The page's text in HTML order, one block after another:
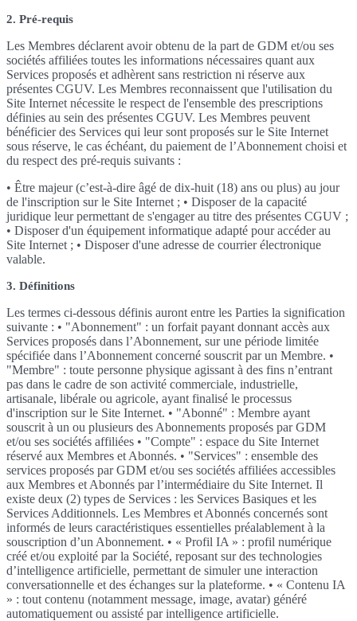
2. Pré-requis
Les Membres déclarent avoir obtenu de la part de GDM et/ou ses
sociétés affiliées toutes les informations nécessaires quant aux
Services proposés et adhèrent sans restriction ni réserve aux
présentes CGUV. Les Membres reconnaissent que l'utilisation du
Site Internet nécessite le respect de l'ensemble des prescriptions
définies au sein des présentes CGUV. Les Membres peuvent
bénéficier des Services qui leur sont proposés sur le Site Internet
sous réserve, le cas échéant, du paiement de l’Abonnement choisi et
du respect des pré-requis suivants :
• Être majeur (c’est-à-dire âgé de dix-huit (18) ans ou plus) au jour
de l'inscription sur le Site Internet ; • Disposer de la capacité
juridique leur permettant de s'engager au titre des présentes CGUV ;
• Disposer d'un équipement informatique adapté pour accéder au
Site Internet ; • Disposer d'une adresse de courrier électronique
valable.
3. Définitions
Les termes ci-dessous définis auront entre les Parties la signification
suivante : • "Abonnement" : un forfait payant donnant accès aux
Services proposés dans l’Abonnement, sur une période limitée
spécifiée dans l’Abonnement concerné souscrit par un Membre. •
"Membre" : toute personne physique agissant à des fins n’entrant
pas dans le cadre de son activité commerciale, industrielle,
artisanale, libérale ou agricole, ayant finalisé le processus
d'inscription sur le Site Internet. • "Abonné" : Membre ayant
souscrit à un ou plusieurs des Abonnements proposés par GDM
et/ou ses sociétés affiliées • "Compte" : espace du Site Internet
réservé aux Membres et Abonnés. • "Services" : ensemble des
services proposés par GDM et/ou ses sociétés affiliées accessibles
aux Membres et Abonnés par l’intermédiaire du Site Internet. Il
existe deux (2) types de Services : les Services Basiques et les
Services Additionnels. Les Membres et Abonnés concernés sont
informés de leurs caractéristiques essentielles préalablement à la
souscription d’un Abonnement. • « Profil IA » : profil numérique
créé et/ou exploité par la Société, reposant sur des technologies
d’intelligence artificielle, permettant de simuler une interaction
conversationnelle et des échanges sur la plateforme. • « Contenu IA
» : tout contenu (notamment message, image, avatar) généré
automatiquement ou assisté par intelligence artificielle.